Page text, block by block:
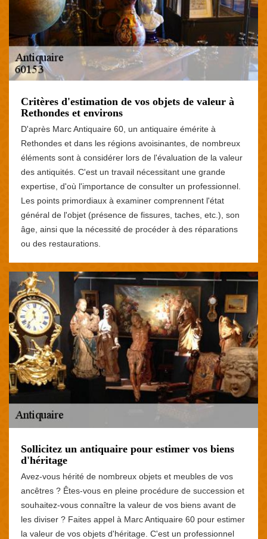
Critères d'estimation de vos objets de valeur à
Rethondes et environs
D'après Marc Antiquaire 60, un antiquaire émérite à
Rethondes et dans les régions avoisinantes, de nombreux
éléments sont à considérer lors de l'évaluation de la valeur
des antiquités. C'est un travail nécessitant une grande
expertise, d'où l'importance de consulter un professionnel.
Les points primordiaux à examiner comprennent l'état
général de l'objet (présence de fissures, taches, etc.), son
âge, ainsi que la nécessité de procéder à des réparations
ou des restaurations.
Sollicitez un antiquaire pour estimer vos biens
d'héritage
Avez-vous hérité de nombreux objets et meubles de vos
ancêtres ? Êtes-vous en pleine procédure de succession et
souhaitez-vous connaître la valeur de vos biens avant de
les diviser ? Faites appel à Marc Antiquaire 60 pour estimer
la valeur de vos objets d'héritage. C'est un professionnel